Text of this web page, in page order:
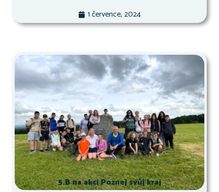
1 července, 2024
5.B na akci Poznej svůj kraj